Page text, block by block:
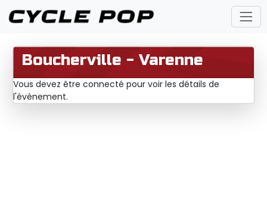
Boucherville - Varenne
Vous devez être connecté pour voir les détails de
l'évènement.